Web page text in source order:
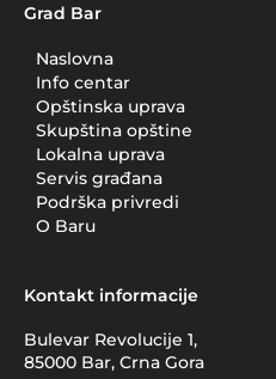
Grad Bar
Naslovna
Info centar
Opštinska uprava
Skupština opštine
Lokalna uprava
Servis građana
Podrška privredi
O Baru
Kontakt informacije
Bulevar Revolucije 1,
85000 Bar, Crna Gora